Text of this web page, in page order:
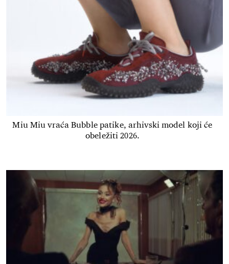
Miu Miu vraća Bubble patike, arhivski model koji će
obeležiti 2026.